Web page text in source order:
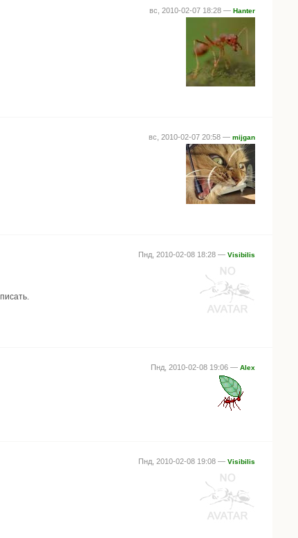
вс, 2010-02-07 18:28 — Hanter
вс, 2010-02-07 20:58 — mijgan
Пнд, 2010-02-08 18:28 — Visibilis
Пнд, 2010-02-08 19:06 — Alex
Пнд, 2010-02-08 19:08 — Visibilis